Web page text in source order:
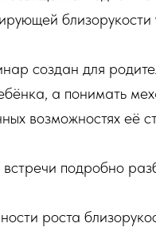
близорукости
создан для
а понимать
возможностях её
подробно
роста